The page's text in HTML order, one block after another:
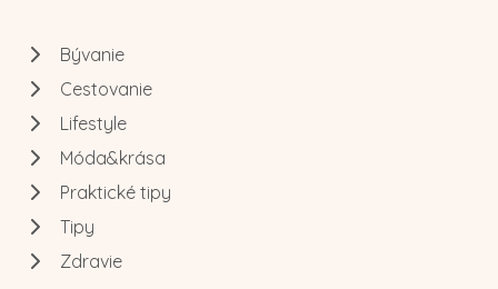
Bývanie
Cestovanie
Lifestyle
Móda&krása
Praktické tipy
Tipy
Zdravie